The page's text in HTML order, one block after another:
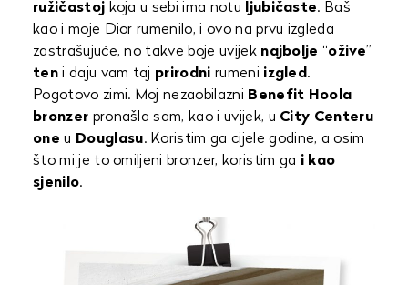
ružičastoj koja u sebi ima notu ljubičaste. Baš
kao i moje Dior rumenilo, i ovo na prvu izgleda
zastrašujuće, no takve boje uvijek najbolje “ožive”
teni daju vam taj prirodni rumeni izgled.
Pogotovo zimi. Moj nezaobilazni Benefit Hoola
bronzer pronašla sam, kao i uvijek, u City Centeru
one u Douglasu. Koristim ga cijele godine, a osim
što mi je to omiljeni bronzer, koristim ga i kao
sjenilo.